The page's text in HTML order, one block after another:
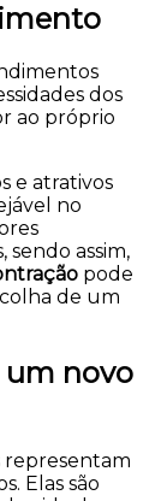
dos
ao próprio
e atrativos
no
sendo assim,
pode
de um
um novo
Elas são